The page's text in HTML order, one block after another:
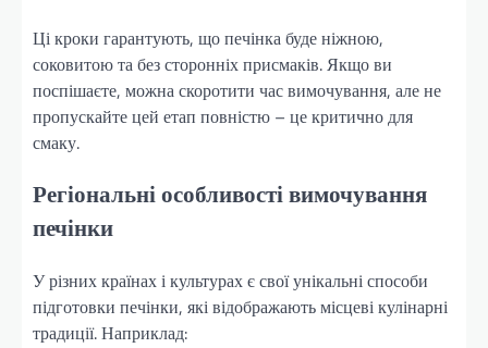
Ці кроки гарантують, що печінка буде ніжною,
соковитою та без сторонніх присмаків. Якщо ви
поспішаєте, можна скоротити час вимочування, але не
пропускайте цей етап повністю – це критично для
смаку.
Регіональні особливості вимочування
печінки
У різних країнах і культурах є свої унікальні способи
підготовки печінки, які відображають місцеві кулінарні
традиції. Наприклад: